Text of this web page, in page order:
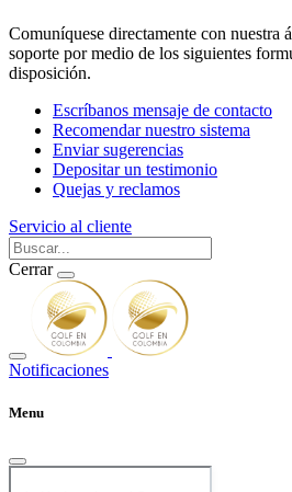
Comuníquese directamente con nuestra
soporte por medio de los siguientes
disposición.
Escríbanos mensaje de contacto
Recomendar nuestro sistema
Enviar sugerencias
Depositar un testimonio
Quejas y reclamos
Servicio al cliente
Cerrar
Notificaciones
Menu